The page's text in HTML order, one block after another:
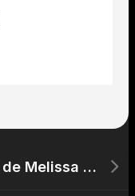
Mort Melissa Hoskins: “Mort de Melissa Hoskins: Causes et Réactions du Monde du Spectacle”